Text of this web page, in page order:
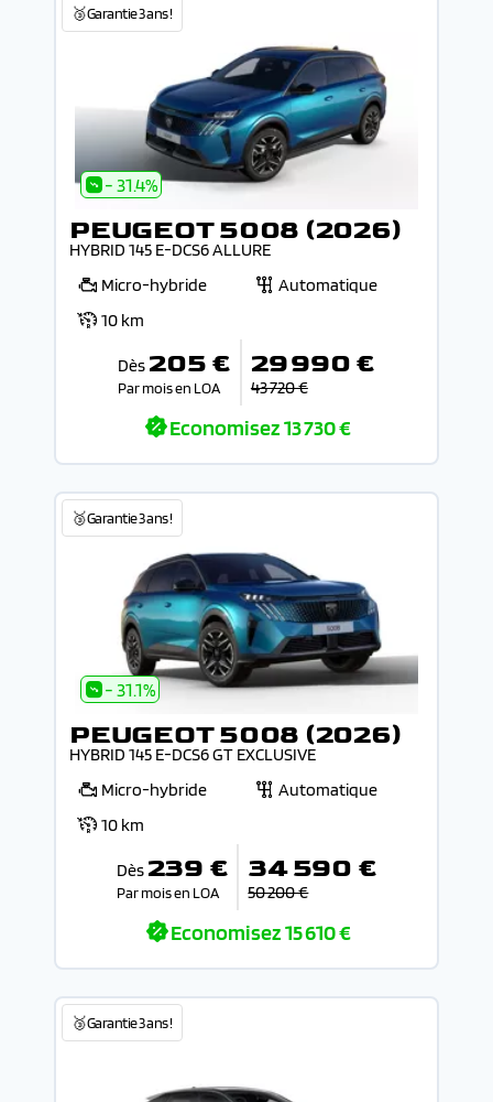
🥉Garantie 3 ans !
- 31.4%
PEUGEOT 5008 (2026)
HYBRID 145 E-DCS6 ALLURE
Micro-hybride
Automatique
10 km
Dès 205 €
Par mois en LOA
29 990 €
43 720 €
Economisez13 730 €
🥉Garantie 3 ans !
- 31.1%
PEUGEOT 5008 (2026)
HYBRID 145 E-DCS6 GT EXCLUSIVE
Micro-hybride
Automatique
10 km
Dès 239 €
Par mois en LOA
34 590 €
50 200 €
Economisez15 610 €
🥉Garantie 3 ans !